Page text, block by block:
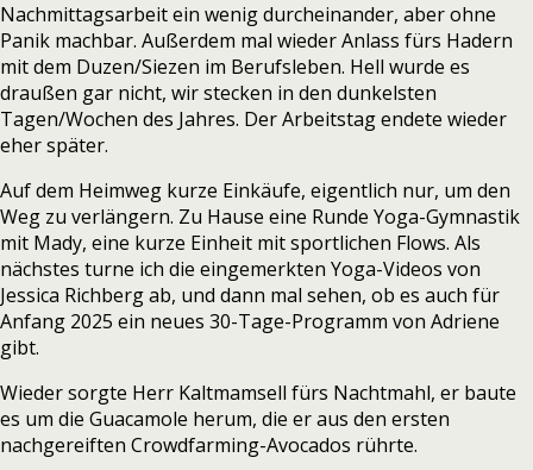
Nachmittagsarbeit ein wenig durcheinander, aber ohne
Panik machbar. Außerdem mal wieder Anlass fürs Hadern
mit dem Duzen/Siezen im Berufsleben. Hell wurde es
draußen gar nicht, wir stecken in den dunkelsten
Tagen/Wochen des Jahres. Der Arbeitstag endete wieder
eher später.
Auf dem Heimweg kurze Einkäufe, eigentlich nur, um den
Weg zu verlängern. Zu Hause eine Runde Yoga-Gymnastik
mit Mady, eine kurze Einheit mit sportlichen Flows. Als
nächstes turne ich die eingemerkten Yoga-Videos von
Jessica Richberg ab, und dann mal sehen, ob es auch für
Anfang 2025 ein neues 30-Tage-Programm von Adriene
gibt.
Wieder sorgte Herr Kaltmamsell fürs Nachtmahl, er baute
es um die Guacamole herum, die er aus den ersten
nachgereiften Crowdfarming-Avocados rührte.